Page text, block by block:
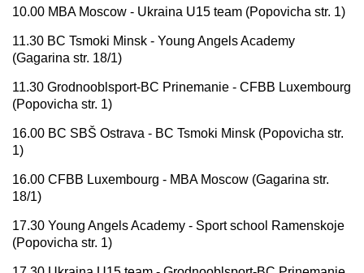
10.00 MBA Moscow - Ukraina U15 team (Popovicha str. 1)
11.30 BC Tsmoki Minsk - Young Angels Academy
(Gagarina str. 18/1)
11.30 Grodnooblsport-BC Prinemanie - CFBB Luxembourg
(Popovicha str. 1)
16.00 BC SBŠ Ostrava - BC Tsmoki Minsk (Popovicha str.
1)
16.00 CFBB Luxembourg - MBA Moscow (Gagarina str.
18/1)
17.30 Young Angels Academy - Sport school Ramenskoje
(Popovicha str. 1)